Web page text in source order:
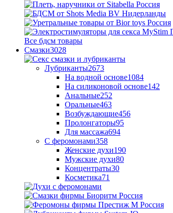
Все бдсм товары
Смазки3028
Лубриканты2673
На водной основе1084
На силиконовой основе142
Анальные252
Оральные463
Возбуждающие456
Пролонгаторы95
Для массажа694
С феромонами358
Женские духи190
Мужские духи80
Концентраты30
Косметика71